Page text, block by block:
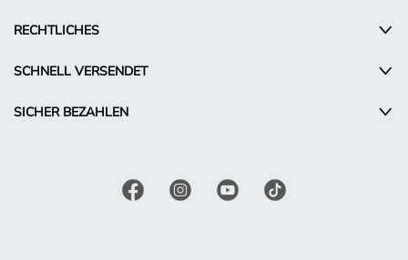
RECHTLICHES
SCHNELL VERSENDET
SICHER BEZAHLEN